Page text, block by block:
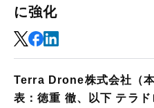
に強化
Terra Drone株式会社（
表：徳重 徹、以下 テラ